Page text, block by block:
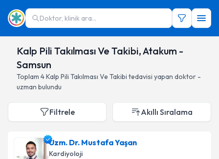
Doktor, klinik ara...
Kalp Pili Takılması Ve Takibi, Atakum -
Samsun
Toplam 4Kalp Pili Takılması Ve Takibi tedavisi yapan doktor -
uzman bulundu
Filtrele Akıllı Sıralama
Uzm. Dr. Mustafa Yaşan
Kardiyoloji